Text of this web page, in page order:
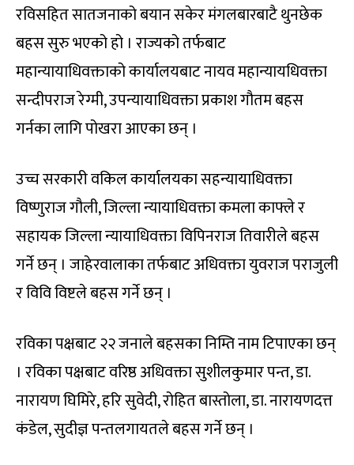
रविसहित सातजनाको बयान सकेर मंगलबारबाटै थुनछेक
बहस सुरु भएको हो । राज्यको तर्फबाट
महान्यायाधिवक्ताको कार्यालयबाट नायव महान्यायधिवक्ता
सन्दीपराज रेग्मी, उपन्यायाधिवक्ता प्रकाश गौतम बहस
गर्नका लागि पोखरा आएका छन् ।
उच्च सरकारी वकिल कार्यालयका सहन्यायाधिवक्ता
विष्णुराज गौली, जिल्ला न्यायाधिवक्ता कमला काफ्ले र
सहायक जिल्ला न्यायाधिवक्ता विपिनराज तिवारीले बहस
गर्ने छन् । जाहेरवालाका तर्फबाट अधिवक्ता युवराज पराजुली
र विवि विष्टले बहस गर्ने छन् ।
रविका पक्षबाट २२ जनाले बहसका निम्ति नाम टिपाएका छन्
। रविका पक्षबाट वरिष्ठ अधिवक्ता सुशीलकुमार पन्त, डा.
नारायण घिमिरे, हरि सुवेदी, रोहित बास्तोला, डा. नारायणदत्त
कंडेल, सुदीज्ञ पन्तलगायतले बहस गर्ने छन् ।